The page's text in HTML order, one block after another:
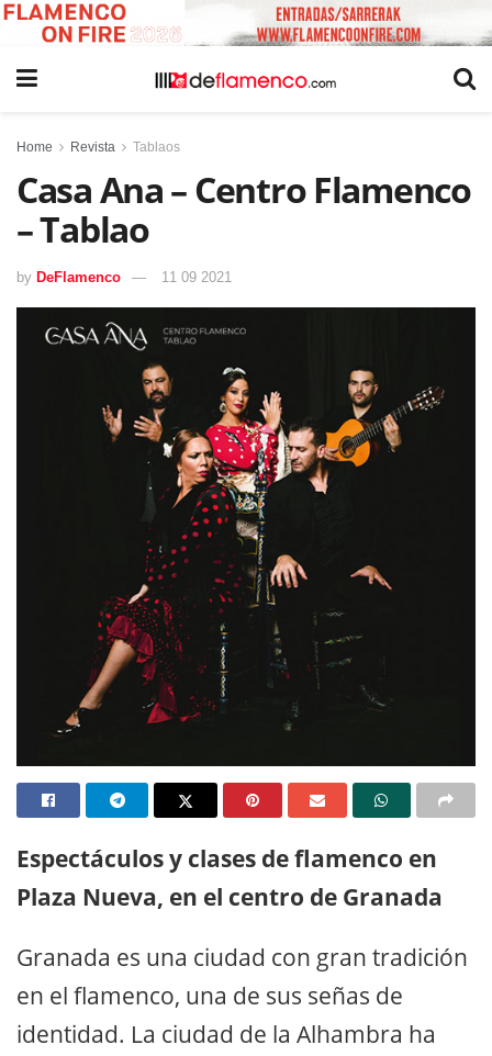
Home Revista Tablaos
Casa Ana – Centro Flamenco
– Tablao
by DeFlamenco 11 09 2021
Espectáculos y clases de flamenco en
Plaza Nueva, en el centro de Granada
Granada es una ciudad con gran tradición
en el flamenco, una de sus señas de
identidad. La ciudad de la Alhambra ha